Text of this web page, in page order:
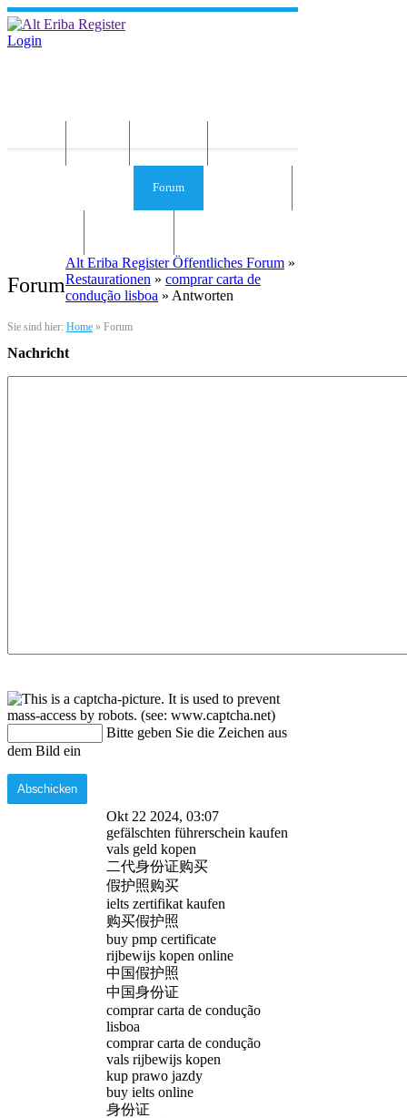
Login
Forum
Forum
Sie sind hier: Home » Forum
Alt Eriba Register Öffentliches Forum »
Restaurationen » comprar carta de
condução lisboa » Antworten
Nachricht
Bitte geben Sie die Zeichen aus
dem Bild ein
Okt 22 2024, 03:07
gefälschten führerschein kaufen
vals geld kopen
二代身份证购买
假护照购买
ielts zertifikat kaufen
购买假护照
buy pmp certificate
rijbewijs kopen online
中国假护照
中国身份证
comprar carta de condução
lisboa
comprar carta de condução
vals rijbewijs kopen
kup prawo jazdy
buy ielts online
身份证